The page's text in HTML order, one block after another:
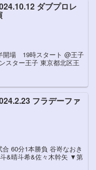
ダブプロレ
開場 19時スタート @王子
スター王子 東京都北区王
フラデーファ
60分1本勝負 谷嵜なおき
斗希&佐々木幹矢 ▼第